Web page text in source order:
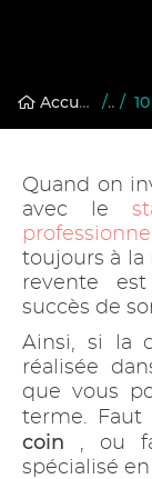
Accueil / /
Quand on
avec le
toujours à la
revente
succès de
Ainsi, si la
réalisée
que vous
terme.
coin , ou
spécialisé